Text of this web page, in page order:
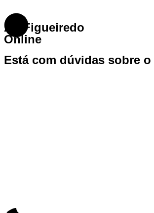
AF Figueiredo
Online
Está com dúvidas sobre